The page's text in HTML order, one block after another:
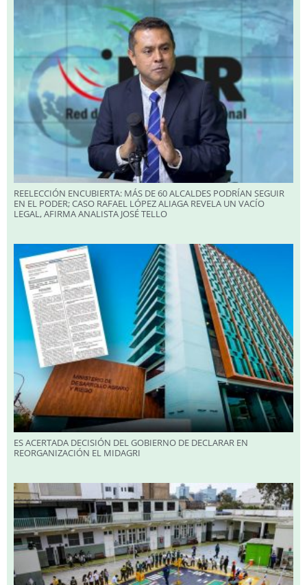
REELECCIÓN ENCUBIERTA: MÁS DE 60 ALCALDES PODRÍAN SEGUIR
EN EL PODER; CASO RAFAEL LÓPEZ ALIAGA REVELA UN VACÍO
LEGAL, AFIRMA ANALISTA JOSÉ TELLO
ES ACERTADA DECISIÓN DEL GOBIERNO DE DECLARAR EN
REORGANIZACIÓN EL MIDAGRI